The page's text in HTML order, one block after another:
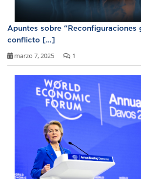
Apuntes sobre “Reconfiguraciones
conflicto [...]
marzo 7, 2025 1